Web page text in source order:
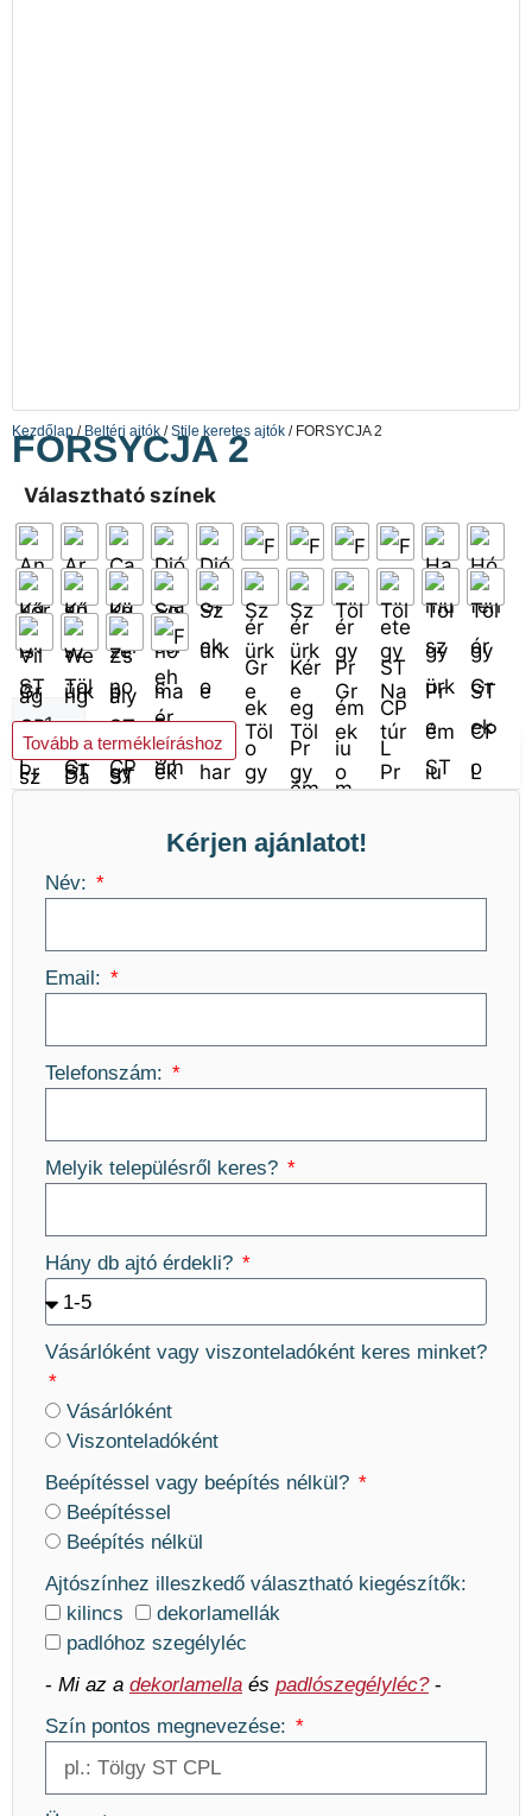
Kezdőlap / Beltéri ajtók /Stile keretes ajtók / FORSYCJA 2
FORSYCJA 2
Választható színek
Kosárba teszem
Tovább a termékleíráshoz
Kérjen ajánlatot!
Név:
Email:
Telefonszám:
Melyik településről keres?
Hány db ajtó érdekli?
Vásárlóként vagy viszonteladóként keres minket?
Vásárlóként
Viszonteladóként
Beépítéssel vagy beépítés nélkül?
Beépítéssel
Beépítés nélkül
Ajtószínhez illeszkedő választható kiegészítők:
kilincs
dekorlamellák
padlóhoz szegélyléc
- Mi az a dekorlamella és padlószegélyléc?-
Szín pontos megnevezése: